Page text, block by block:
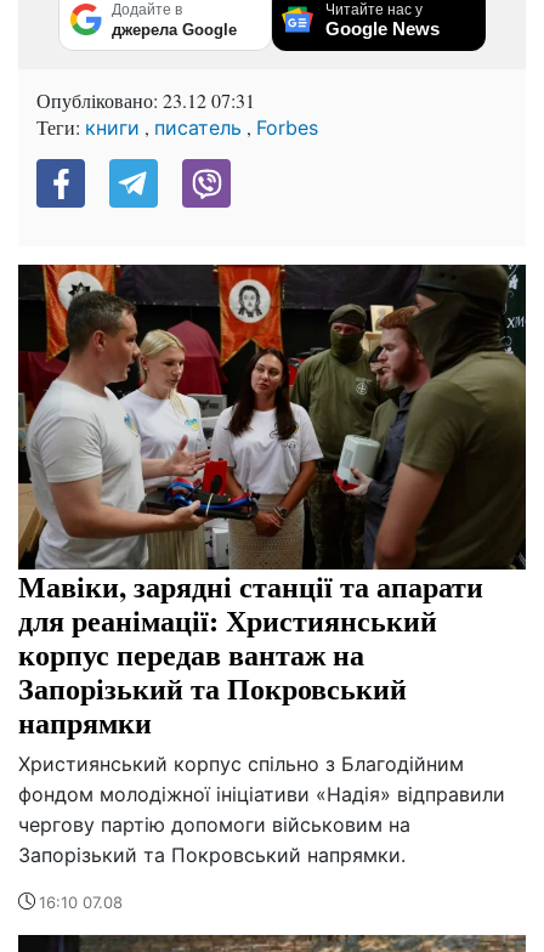
Додайте в
джерела Google
Читайте нас у
Google News
Опубліковано: 23.12 07:31
Теги: книги , писатель , Forbes
Мавіки, зарядні станції та апарати
для реанімації: Християнський
корпус передав вантаж на
Запорізький та Покровський
напрямки
Християнський корпус спільно з Благодійним
фондом молодіжної ініціативи «Надія» відправили
чергову партію допомоги військовим на
Запорізький та Покровський напрямки.
16:10 07.08